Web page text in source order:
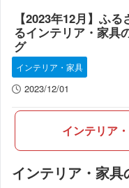
【2023年12月】ふ
るインテリア・家具
グ
インテリア・家具
2023/12/01
インテリア
インテリア・家